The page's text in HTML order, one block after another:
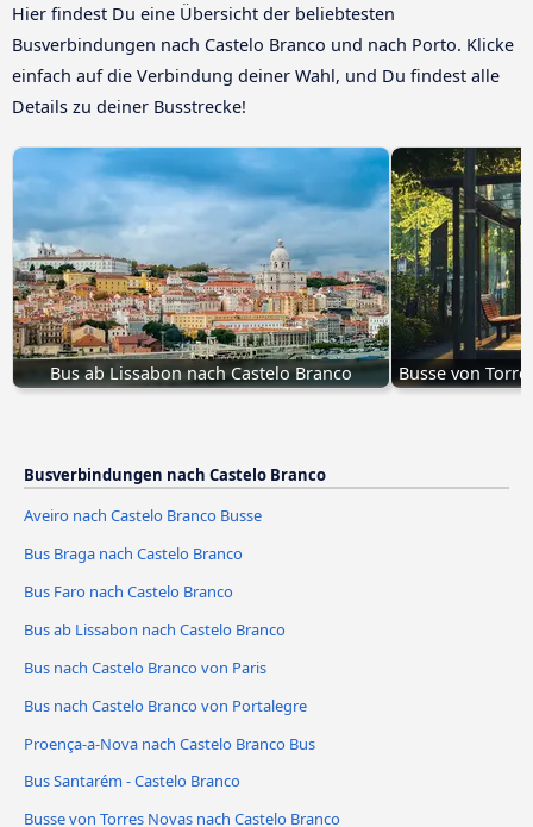
Hier findest Du eine Übersicht der beliebtesten
Busverbindungen nach Castelo Branco und nach Porto. Klicke
einfach auf die Verbindung deiner Wahl, und Du findest alle
Details zu deiner Busstrecke!
Bus ab Lissabon nach Castelo Branco Busse von
Busverbindungen nach Castelo Branco
Aveiro nach Castelo Branco Busse
Bus Braga nach Castelo Branco
Bus Faro nach Castelo Branco
Bus ab Lissabon nach Castelo Branco
Bus nach Castelo Branco von Paris
Bus nach Castelo Branco von Portalegre
Proença-a-Nova nach Castelo Branco Bus
Bus Santarém - Castelo Branco
Busse von Torres Novas nach Castelo Branco